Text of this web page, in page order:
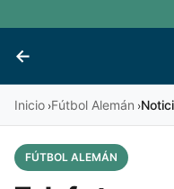
←
Vives
Inicio ›Fútbol Alemán ›
FÚTBOL ALEMÁN